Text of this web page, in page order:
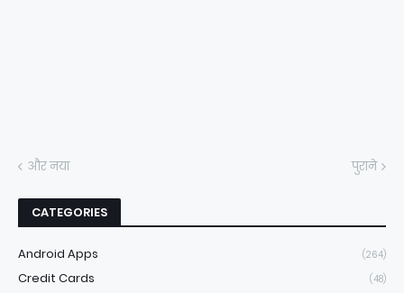
और नया पुराने
CATEGORIES
Android Apps (264)
Credit Cards (48)